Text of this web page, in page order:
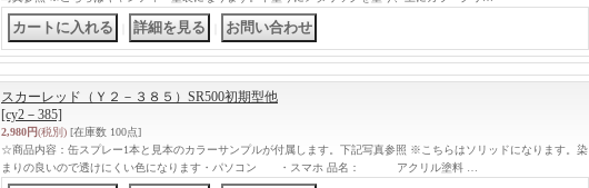
スカーレッド（Ｙ２－３８５）SR500初期型他
[cy2－385]
2,980円(税別) [在庫数 100点]
☆商品内容：缶スプレー1本と見本のカラーサンプルが付属します。下記写真参照 ※こちらはソリッドになります。染
まりの良いので透けにくい色になります・パソコン ・スマホ 品名： アクリル塗料 …